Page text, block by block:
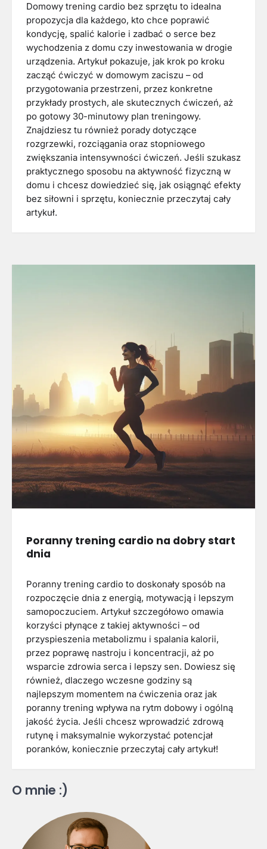
Domowy trening cardio bez sprzętu to idealna
propozycja dla każdego, kto chce poprawić
kondycję, spalić kalorie i zadbać o serce bez
wychodzenia z domu czy inwestowania w drogie
urządzenia. Artykuł pokazuje, jak krok po kroku
zacząć ćwiczyć w domowym zaciszu – od
przygotowania przestrzeni, przez konkretne
przykłady prostych, ale skutecznych ćwiczeń, aż
po gotowy 30-minutowy plan treningowy.
Znajdziesz tu również porady dotyczące
rozgrzewki, rozciągania oraz stopniowego
zwiększania intensywności ćwiczeń. Jeśli szukasz
praktycznego sposobu na aktywność fizyczną w
domu i chcesz dowiedzieć się, jak osiągnąć efekty
bez siłowni i sprzętu, koniecznie przeczytaj cały
artykuł.
Poranny trening cardio na dobry start
dnia
Poranny trening cardio to doskonały sposób na
rozpoczęcie dnia z energią, motywacją i lepszym
samopoczuciem. Artykuł szczegółowo omawia
korzyści płynące z takiej aktywności – od
przyspieszenia metabolizmu i spalania kalorii,
przez poprawę nastroju i koncentracji, aż po
wsparcie zdrowia serca i lepszy sen. Dowiesz się
również, dlaczego wczesne godziny są
najlepszym momentem na ćwiczenia oraz jak
poranny trening wpływa na rytm dobowy i ogólną
jakość życia. Jeśli chcesz wprowadzić zdrową
rutynę i maksymalnie wykorzystać potencjał
poranków, koniecznie przeczytaj cały artykuł!
O mnie :)